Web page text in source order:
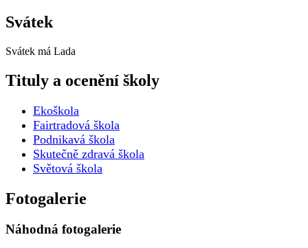
Svátek
Svátek má Lada
Tituly a ocenění školy
Ekoškola
Fairtradová škola
Podnikavá škola
Skutečně zdravá škola
Světová škola
Fotogalerie
Náhodná fotogalerie